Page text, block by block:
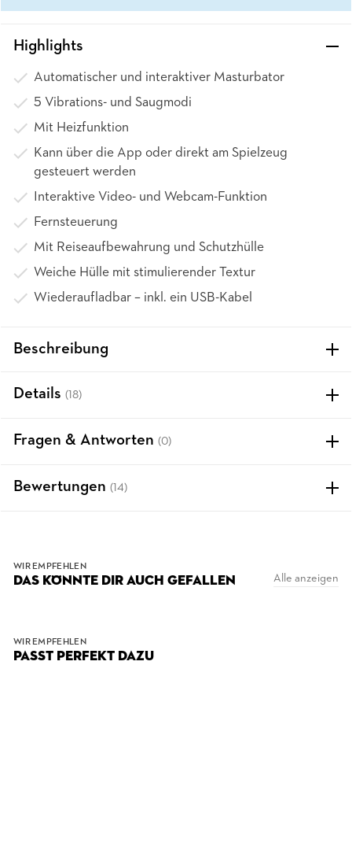
Highlights
Automatischer und interaktiver Masturbator
5 Vibrations- und Saugmodi
Mit Heizfunktion
Kann über die App oder direkt am Spielzeug
gesteuert werden
Interaktive Video- und Webcam-Funktion
Fernsteuerung
Mit Reiseaufbewahrung und Schutzhülle
Weiche Hülle mit stimulierender Textur
Wiederaufladbar – inkl. ein USB-Kabel
Beschreibung
Details (18)
Fragen & Antworten (0)
Bewertungen (14)
WIR EMPFEHLEN
DAS KÖNNTE DIR AUCH GEFALLEN Alle anzeigen
WIR EMPFEHLEN
PASST PERFEKT DAZU